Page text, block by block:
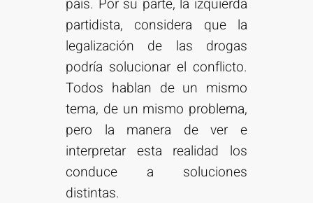
país. Por su parte, la izquierda
partidista, considera que la
legalización de las drogas
podría solucionar el conflicto.
Todos hablan de un mismo
tema, de un mismo problema,
pero la manera de ver e
interpretar esta realidad los
conduce a soluciones
distintas.